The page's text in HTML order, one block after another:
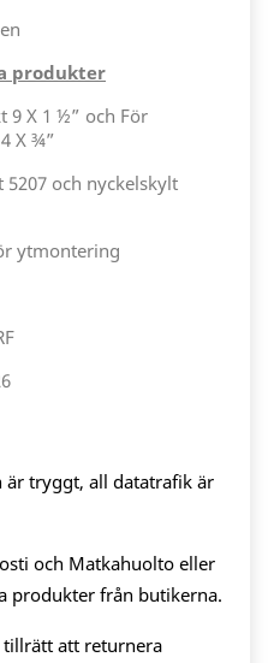
produkter
9 X 1 ½” och För
X ¾”
5207 och nyckelskylt
ytmontering
är tryggt, all datatrafik är
och Matkahuolto eller
produkter från butikerna.
att returnera